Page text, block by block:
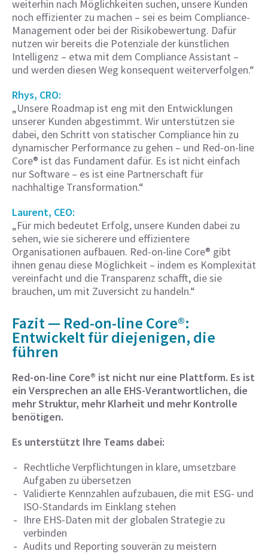
weiterhin nach Möglichkeiten suchen, unsere Kunden
noch effizienter zu machen – sei es beim Compliance-
Management oder bei der Risikobewertung. Dafür
nutzen wir bereits die Potenziale der künstlichen
Intelligenz – etwa mit dem Compliance Assistant –
und werden diesen Weg konsequent weiterverfolgen.“
Rhys, CRO:
„Unsere Roadmap ist eng mit den Entwicklungen
unserer Kunden abgestimmt. Wir unterstützen sie
dabei, den Schritt von statischer Compliance hin zu
dynamischer Performance zu gehen – und Red-on-line
Core® ist das Fundament dafür. Es ist nicht einfach
nur Software – es ist eine Partnerschaft für
nachhaltige Transformation.“
Laurent, CEO:
„Für mich bedeutet Erfolg, unsere Kunden dabei zu
sehen, wie sie sicherere und effizientere
Organisationen aufbauen. Red-on-line Core® gibt
ihnen genau diese Möglichkeit – indem es Komplexität
vereinfacht und die Transparenz schafft, die sie
brauchen, um mit Zuversicht zu handeln.“
Fazit — Red-on-line Core®:
Entwickelt für diejenigen, die
führen
Red-on-line Core® ist nicht nur eine Plattform. Es ist
ein Versprechen an alle EHS-Verantwortlichen, die
mehr Struktur, mehr Klarheit und mehr Kontrolle
benötigen.
Es unterstützt Ihre Teams dabei:
Rechtliche Verpflichtungen in klare, umsetzbare
Aufgaben zu übersetzen
Validierte Kennzahlen aufzubauen, die mit ESG- und
ISO-Standards im Einklang stehen
Ihre EHS-Daten mit der globalen Strategie zu
verbinden
Audits und Reporting souverän zu meistern